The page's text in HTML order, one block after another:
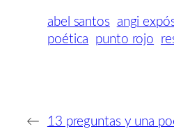
abel santos angi
poética
punto rojo
←
13 preguntas y una